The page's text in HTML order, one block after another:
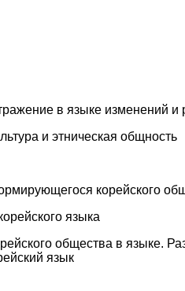
в языке изменений и
и этническая общность
корейского
языка
общества в языке.
язык